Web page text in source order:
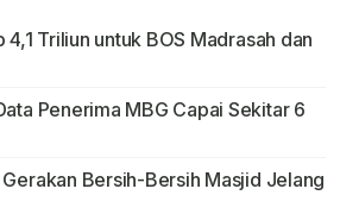
4,1 Triliun untuk BOS Madrasah dan
Penerima MBG Capai Sekitar 6
Bersih-Bersih Masjid Jelang